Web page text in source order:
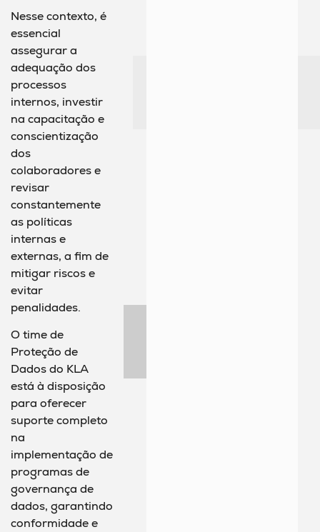
Nesse contexto, é
essencial
assegurar a
adequação dos
processos
internos, investir
na capacitação e
conscientização
dos
colaboradores e
revisar
constantemente
as políticas
internas e
externas, a fim de
mitigar riscos e
evitar
penalidades.
O time de
Proteção de
Dados do KLA
está à disposição
para oferecer
suporte completo
na
implementação de
programas de
governança de
dados, garantindo
conformidade e